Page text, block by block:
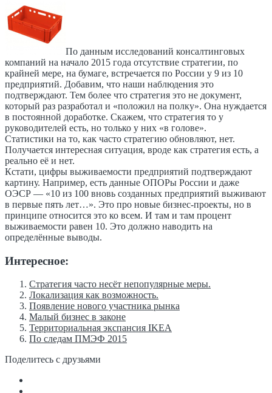
По данным исследований консалтинговых
компаний на начало 2015 года отсутствие стратегии, по
крайней мере, на бумаге, встречается по России у 9 из 10
предприятий. Добавим, что наши наблюдения это
подтверждают. Тем более что стратегия это не документ,
который раз разработал и «положил на полку». Она нуждается
в постоянной доработке. Скажем, что стратегия то у
руководителей есть, но только у них «в голове».
Статистики на то, как часто стратегию обновляют, нет.
Получается интересная ситуация, вроде как стратегия есть, а
реально её и нет.
Кстати, цифры выживаемости предприятий подтверждают
картину. Например, есть данные ОПОРы России и даже
ОЭСР — «10 из 100 вновь созданных предприятий выживают
в первые пять лет…». Это про новые бизнес-проекты, но в
принципе относится это ко всем. И там и там процент
выживаемости равен 10. Это должно наводить на
определённые выводы.
Интересное:
Стратегия часто несёт непопулярные меры.
Локализация как возможность.
Появление нового участника рынка
Малый бизнес в законе
Территориальная экспансия IKEA
По следам ПМЭФ 2015
Поделитесь с друзьями